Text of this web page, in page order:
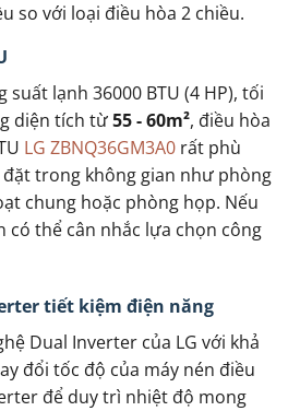
so với loại điều hòa 2 chiều.
suất lạnh 36000 BTU (4 HP), tối
diện tích từ55 - 60m², điều hòa
LG ZBNQ36GM3A0 rất phù
trong không gian như phòng
chung hoặc phòng họp. Nếu
có thể cân nhắc lựa chọn công
tiết kiệm điện năng
Dual Inverter của LG với khả
đổi tốc độ của máy nén điều
để duy trì nhiệt độ mong